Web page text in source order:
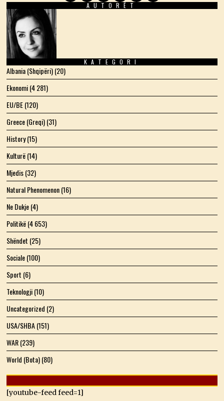
Facebook
TwitterInstagram
LinkedIn
YouTube
Email
AUTORËT
KATEGORI
Albania (Shqipëri)(20)
Ekonomi(4 281)
EU/BE(120)
Greece (Greqi)(31)
History(15)
Kulturë(14)
Mjedis(32)
Natural Phenomenon(16)
Ne Dukje(4)
Politikë(4 653)
Shëndet (25)
Sociale(100)
Sport (6)
Teknologji(10)
Uncategorized (2)
USA/SHBA(151)
WAR(239)
World (Bota)(80)
[youtube-feed feed=1]